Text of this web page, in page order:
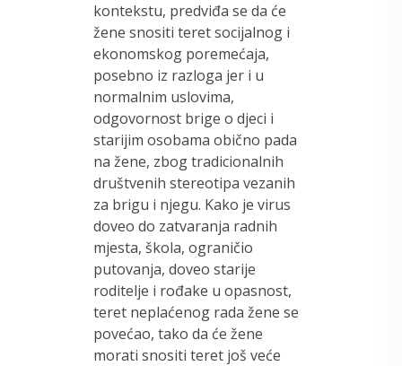
kontekstu, predviđa se da će
žene snositi teret socijalnog i
ekonomskog poremećaja,
posebno iz razloga jer i u
normalnim uslovima,
odgovornost brige o djeci i
starijim osobama obično pada
na žene, zbog tradicionalnih
društvenih stereotipa vezanih
za brigu i njegu. Kako je virus
doveo do zatvaranja radnih
mjesta, škola, ograničio
putovanja, doveo starije
roditelje i rođake u opasnost,
teret neplaćenog rada žene se
povećao, tako da će žene
morati snositi teret još veće